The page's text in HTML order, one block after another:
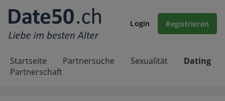
Login Registrieren
Startseite Partnersuche Sexualität
Dating
Partnerschaft